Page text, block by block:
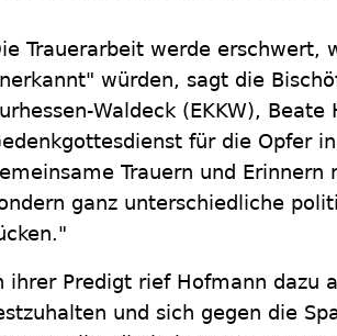
Trauerarbeit werde erschwert,
würden, sagt die
Waldeck (EKKW),
für die Opfer
Trauern und
ganz unterschiedliche
ihrer Predigt rief Hofmann dazu
und sich gegen die